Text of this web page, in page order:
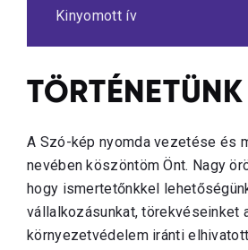
Kinyomott ív
TÖRTÉNETÜNK
A Szó-kép nyomda vezetése és
nevében köszöntöm Önt. Nagy
hogy ismertetőnkkel
vállalkozásunkat, törekvéseinket
környezetvédelem iránti